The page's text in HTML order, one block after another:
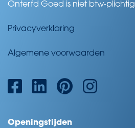
Onterfd Goed is niet btw-plichtig
Privacyverklaring
Algemene voorwaarden
Openingstijden